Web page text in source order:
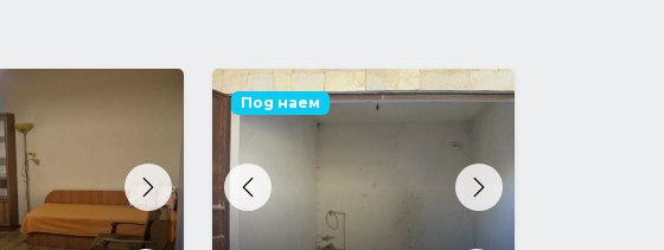
Next Previous Next
Под наем